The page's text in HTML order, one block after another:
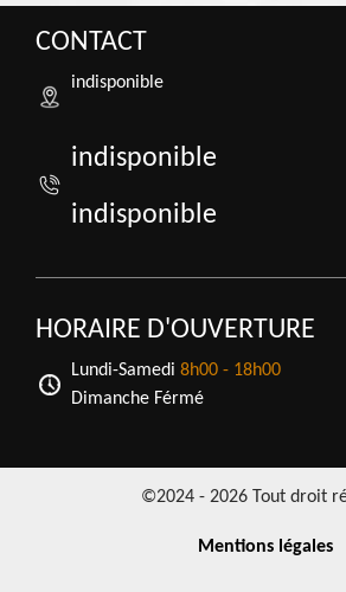
CONTACT
indisponible
indisponible
indisponible
HORAIRE D'OUVERTURE
Lundi-Samedi 8h00 - 18h00
Dimanche Férmé
©2024 - 2026 Tout droit
Mentions légales